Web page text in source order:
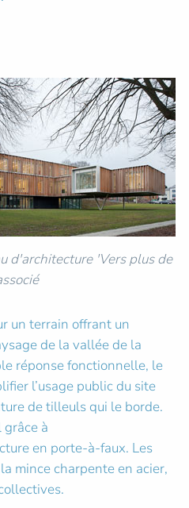
d'architecture 'Vers plus de
un terrain offrant un
de la vallée de la
réponse fonctionnelle, le
l’usage public du site
de tilleuls qui le borde.
à
en porte-à-faux. Les
mince charpente en acier,